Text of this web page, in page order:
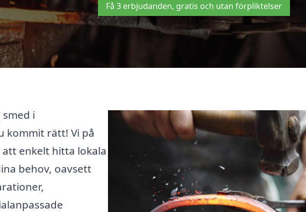
Få 3 erbjudanden, gratis och utan förpliktelser
i
kommit rätt! Vi på
enkelt hitta lokala
behov, oavsett